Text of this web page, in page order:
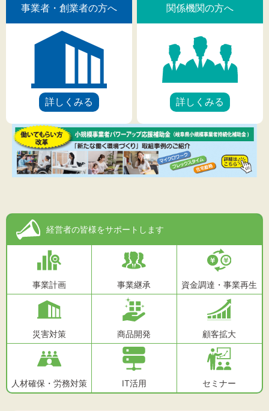
背景色
黒 白 黄
事業者・創業者の方へ
詳しくみる
関係機関の方へ
詳しくみる
支援実績・実例のご紹介
事業計画 事業継承
経営者の皆様をサポートします
資金調達・事業再生
災害対策 商品開発 顧客拡大
人材確保・労務対策 IT活用 セミナー